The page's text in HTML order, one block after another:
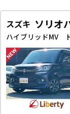
スズキ ソリオ